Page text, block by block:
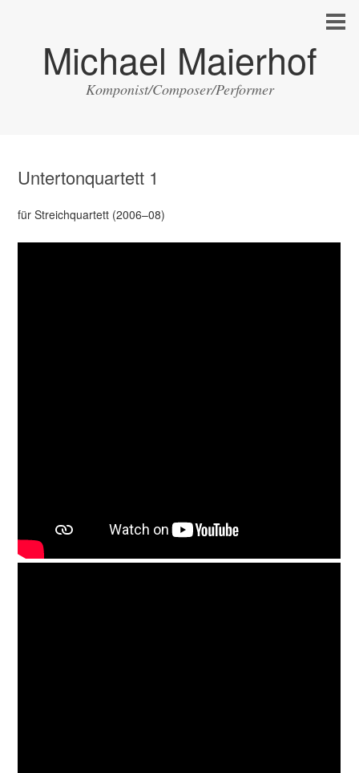
Michael Maierhof
Komponist/Composer/Performer
Untertonquartett 1
für Streichquartett (2006–08)